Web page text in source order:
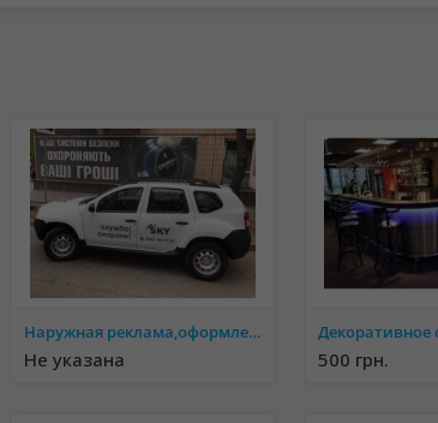
Наружная реклама,оформление фасадов,широкоформатная печать
Не указана 500 грн.